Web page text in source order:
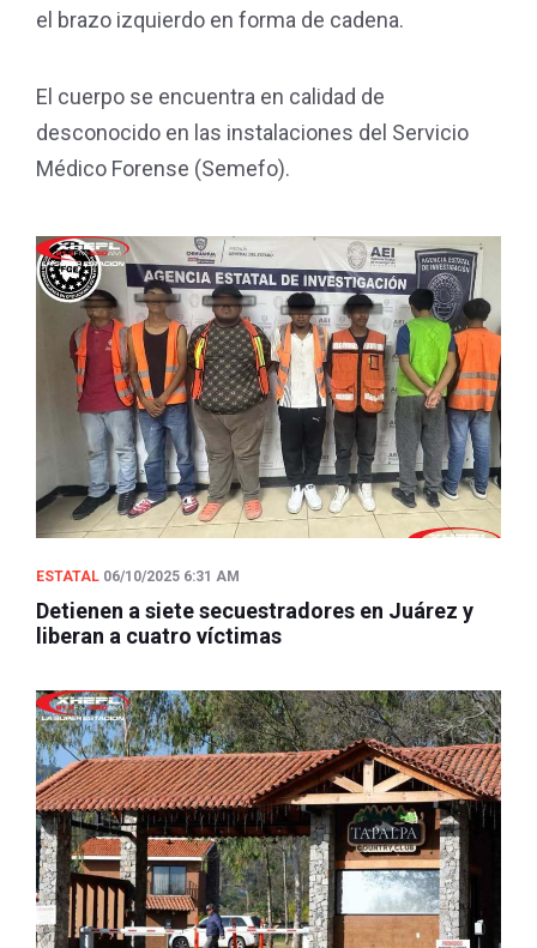
el brazo izquierdo en forma de cadena.
El cuerpo se encuentra en calidad de
desconocido en las instalaciones del Servicio
Médico Forense (Semefo).
ESTATAL 06/10/2025 6:31 AM
Detienen a siete secuestradores en Juárez y
liberan a cuatro víctimas